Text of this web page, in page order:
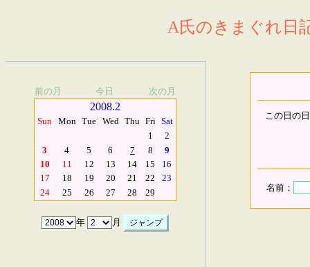
A氏のきまぐれ日
前の月 今日 次の月
2008.2
Sun Mon Tue Wed Thu Fri Sat
1
2
3
4 5 6 7 8
9
10
11 12 13 14 15
16
17
18 19 20 21 22
23
24
25 26 27 28 29
年 月
この日の
名前：